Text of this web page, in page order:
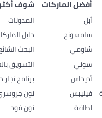
أفضل الماركات
أبل
سامسونج
شاومي
سوني
أديداس
فيليبس
لطافة
شوف
المدونات
دليل
البحث
التسويق
برنامج
نون
نون فود